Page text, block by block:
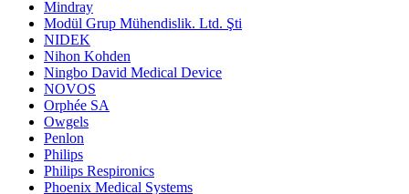
Mindray
Modül Grup Mühendislik. Ltd. Şti
NIDEK
Nihon Kohden
Ningbo David Medical Device
NOVOS
Orphée SA
Owgels
Penlon
Philips
Philips Respironics
Phoenix Medical Systems